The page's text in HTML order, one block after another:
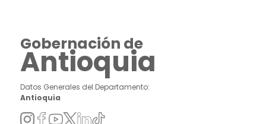
Gobernación de
Antioquia
Datos Generales del Departamento:
Antioquia